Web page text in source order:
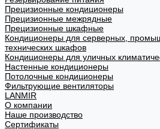
Прецизионные кондиционеры
Прецизионные межрядные
Прецизионные шкафные
Кондиционеры для серверных,
технических шкафов
Кондиционеры для уличных
Настенные кондиционеры
Потолочные кондиционеры
Фильтрующие вентиляторы
LANMIR
О компании
Наше производство
Сертификаты